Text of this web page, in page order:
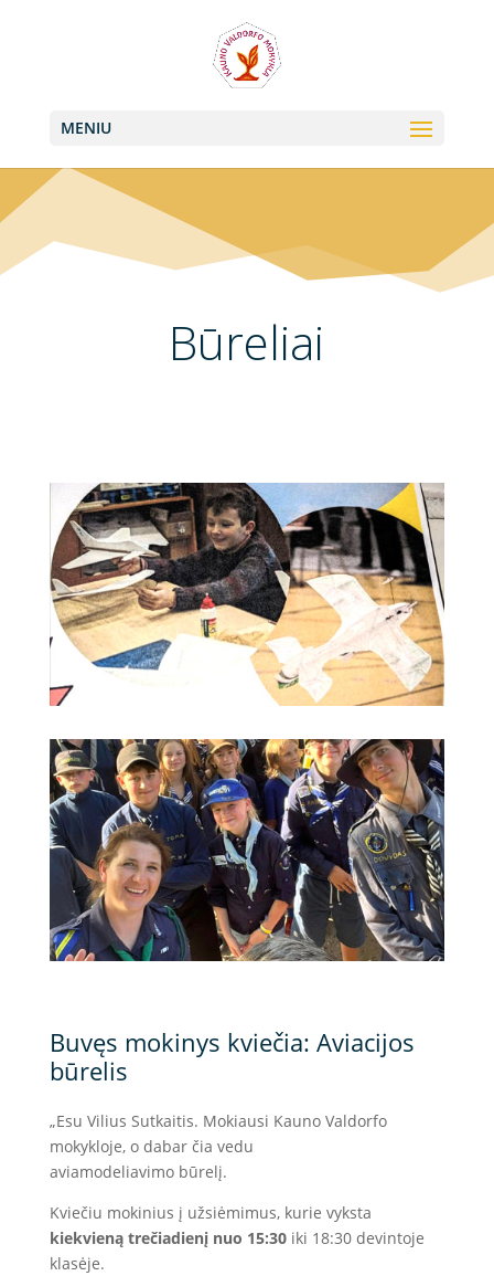
MENIU
Būreliai
Buvęs mokinys kviečia: Aviacijos
būrelis
„Esu Vilius Sutkaitis. Mokiausi Kauno Valdorfo
mokykloje, o dabar čia vedu
aviamodeliavimo būrelį.
Kviečiu mokinius į užsiėmimus, kurie vyksta
kiekvieną trečiadienį nuo 15:30iki 18:30 devintoje
klasėje.